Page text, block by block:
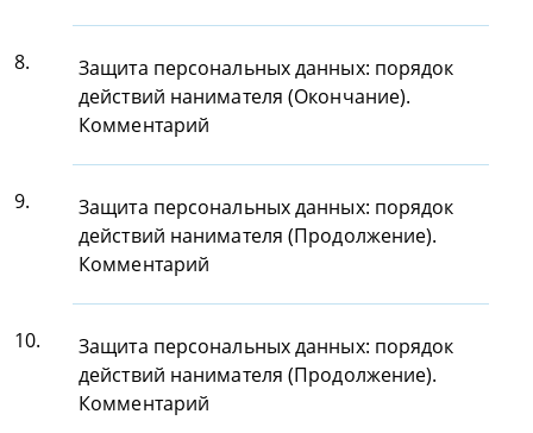
8.
Защита персональных данных: порядок
действий нанимателя (Окончание).
Комментарий
9.
Защита персональных данных: порядок
действий нанимателя (Продолжение).
Комментарий
10.
Защита персональных данных: порядок
действий нанимателя (Продолжение).
Комментарий